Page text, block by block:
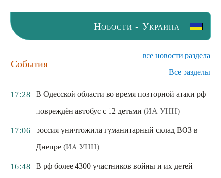
Новости - Украина
События
все новости раздела
Все разделы
17:28
В Одесской области во время повторной атаки рф
повреждён автобус с 12 детьми (ИА УНН)
17:06
россия уничтожила гуманитарный склад ВОЗ в
Днепре (ИА УНН)
16:48
В рф более 4300 участников войны и их детей